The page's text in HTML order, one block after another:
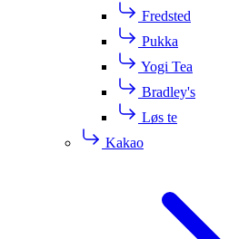
Fredsted
Pukka
Yogi Tea
Bradley's
Løs te
Kakao